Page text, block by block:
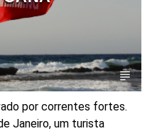
por correntes fortes.
Janeiro, um turista